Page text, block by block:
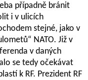
případně bránit
i v ulicích
stejné, jako v
NATO. Již v
v daných
se tedy očekávat
k RF. Prezident RF